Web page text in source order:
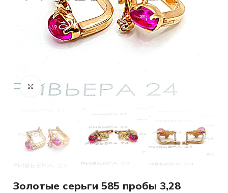
Нажмите, чтобы увеличить
Золотые серьги 585 пробы 3,28